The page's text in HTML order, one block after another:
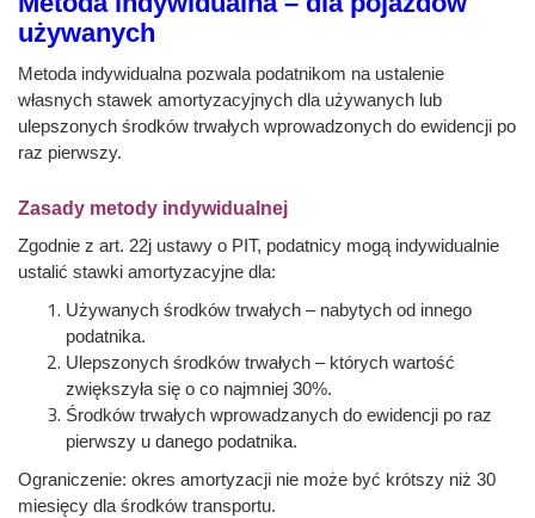
używanych
Metoda indywidualna pozwala podatnikom na ustalenie
własnych stawek amortyzacyjnych dla używanych lub
ulepszonych środków trwałych wprowadzonych do ewidencji po
raz pierwszy.
Zasady metody indywidualnej
Zgodnie z art. 22j ustawy o PIT, podatnicy mogą indywidualnie
ustalić stawki amortyzacyjne dla:
Używanych środków trwałych – nabytych od innego
podatnika.
Ulepszonych środków trwałych – których wartość
zwiększyła się o co najmniej 30%.
Środków trwałych wprowadzanych do ewidencji po raz
pierwszy u danego podatnika.
Ograniczenie: okres amortyzacji nie może być krótszy niż 30
miesięcy dla środków transportu.